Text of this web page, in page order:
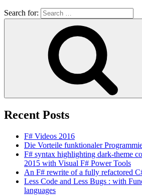
Search for:
Recent Posts
F# Videos 2016
Die Vorteile funktionaler
F# syntax highlighting dark-theme
2015 with Visual F# Power Tools
An F# rewrite of a fully refactored
Less Code and Less Bugs : with
languages